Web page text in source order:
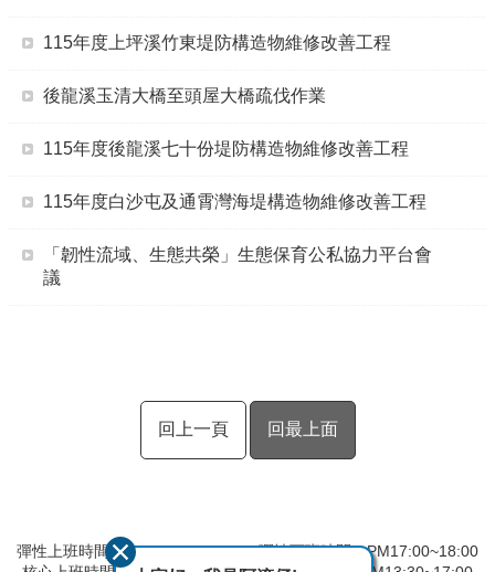
115年度上坪溪竹東堤防構造物維修改善工程
後龍溪玉清大橋至頭屋大橋疏伐作業
115年度後龍溪七十份堤防構造物維修改善工程
115年度白沙屯及通霄灣海堤構造物維修改善工程
「韌性流域、生態共榮」生態保育公私協力平台會
議
回上一頁 回最上面
彈性上班時間：AM8:00~09:00 彈性下班時間：PM17:00~18:00